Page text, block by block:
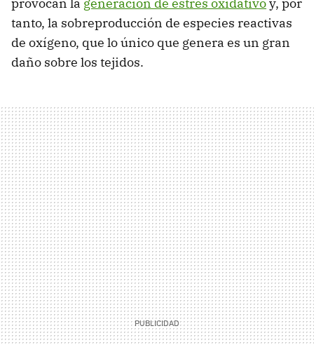
provocan la generación de estrés oxidativoy, por
tanto, la sobreproducción de especies reactivas
de oxígeno, que lo único que genera es un gran
daño sobre los tejidos.